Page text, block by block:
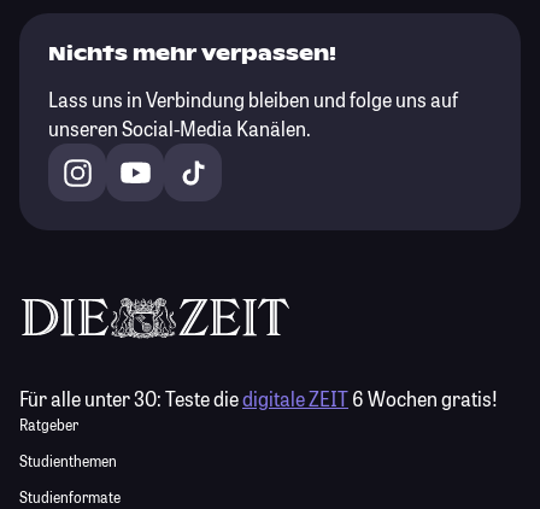
Nichts mehr verpassen!
Lass uns in Verbindung bleiben und folge uns auf
unseren Social-Media Kanälen.
Für alle unter 30:Teste diedigitale ZEIT6 Wochen gratis!
Ratgeber
Studienthemen
Studienformate